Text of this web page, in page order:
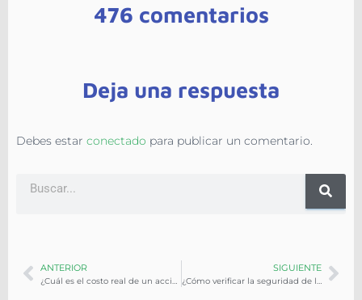
476 comentarios
Deja una respuesta
Debes estar conectado para publicar un comentario.
ANTERIOR SIGUIENTE